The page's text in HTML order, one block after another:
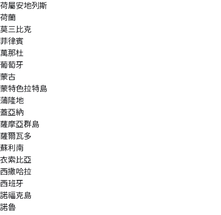
荷屬安地列斯
荷蘭
莫三比克
菲律賓
萬那杜
葡萄牙
蒙古
蒙特色拉特島
蒲隆地
蓋亞納
薩摩亞群島
薩爾瓦多
蘇利南
衣索比亞
西撒哈拉
西班牙
諾福克島
諾魯